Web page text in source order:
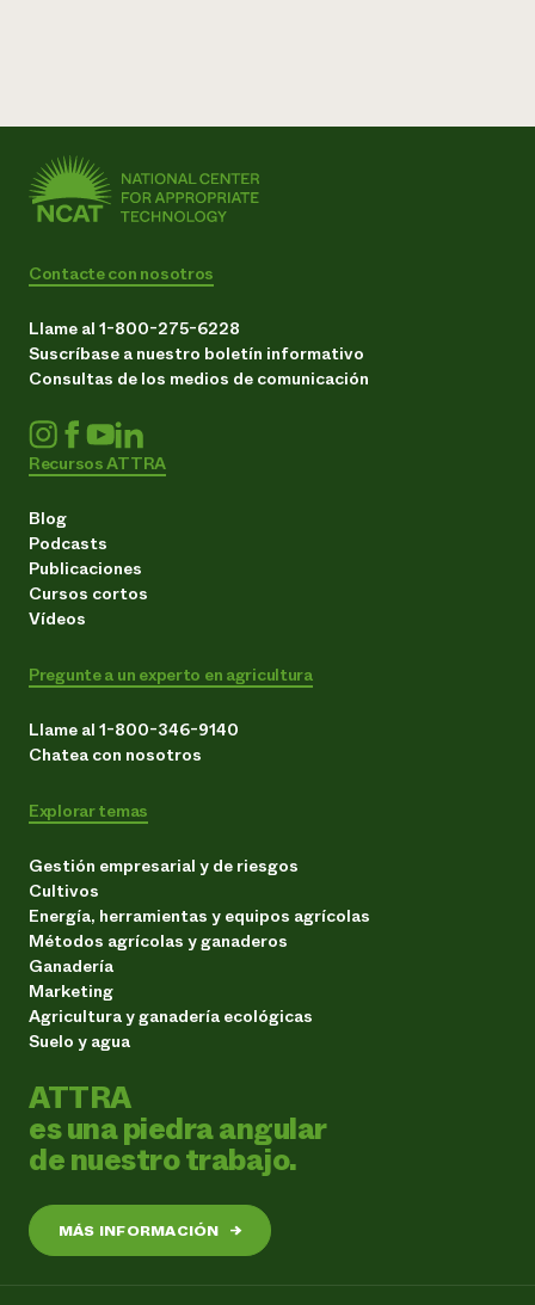
Contacte con nosotros
Llame al 1-800-275-6228
Suscríbase a nuestro boletín informativo
Consultas de los medios de comunicación
Recursos ATTRA
Blog
Podcasts
Publicaciones
Cursos cortos
Vídeos
Pregunte a un experto en agricultura
Llame al 1-800-346-9140
Chatea con nosotros
Explorar temas
Gestión empresarial y de riesgos
Cultivos
Energía, herramientas y equipos agrícolas
Métodos agrícolas y ganaderos
Ganadería
Marketing
Agricultura y ganadería ecológicas
Suelo y agua
ATTRA
es una piedra angular
de nuestro trabajo.
MÁS INFORMACIÓN →